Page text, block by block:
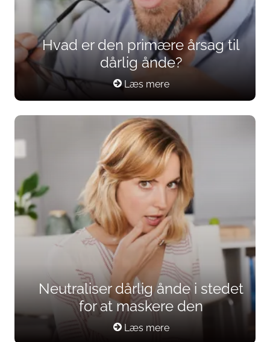
Hvad er den primære årsag til
dårlig ånde?
Læs mere
Neutraliser dårlig ånde i stedet
for at maskere den
Læs mere